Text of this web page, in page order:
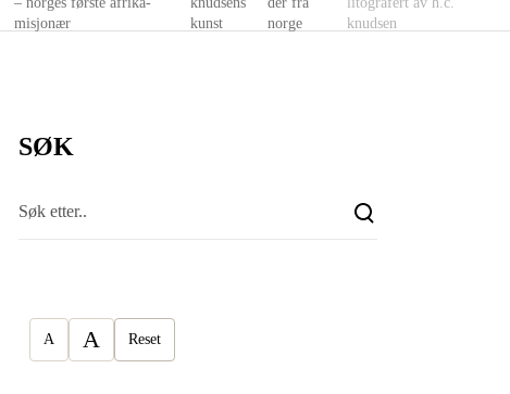
misjonær
kunst
norge
knudsen
SØK
A A Reset